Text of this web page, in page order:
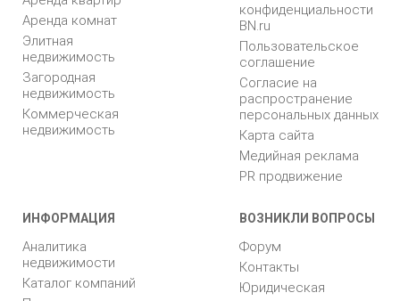
Аренда комнат
Элитная
недвижимость
Загородная
недвижимость
Коммерческая
недвижимость
конфиденциальности
BN.ru
Пользовательское
соглашение
Согласие на
распространение
персональных данных
Карта сайта
Медийная реклама
PR продвижение
ИНФОРМАЦИЯ
Аналитика
недвижимости
Каталог компаний
ВОЗНИКЛИ ВОПРОСЫ
Форум
Контакты
Юридическая